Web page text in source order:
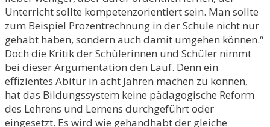
Unterricht sollte kompetenzorientiert sein. Man sollte
zum Beispiel Prozentrechnung in der Schule nicht nur
gehabt haben, sondern auch damit umgehen können.“
Doch die Kritik der Schülerinnen und Schüler nimmt
bei dieser Argumentation den Lauf. Denn ein
effizientes Abitur in acht Jahren machen zu können,
hat das Bildungssystem keine pädagogische Reform
des Lehrens und Lernens durchgeführt oder
eingesetzt. Es wird wie gehandhabt der gleiche